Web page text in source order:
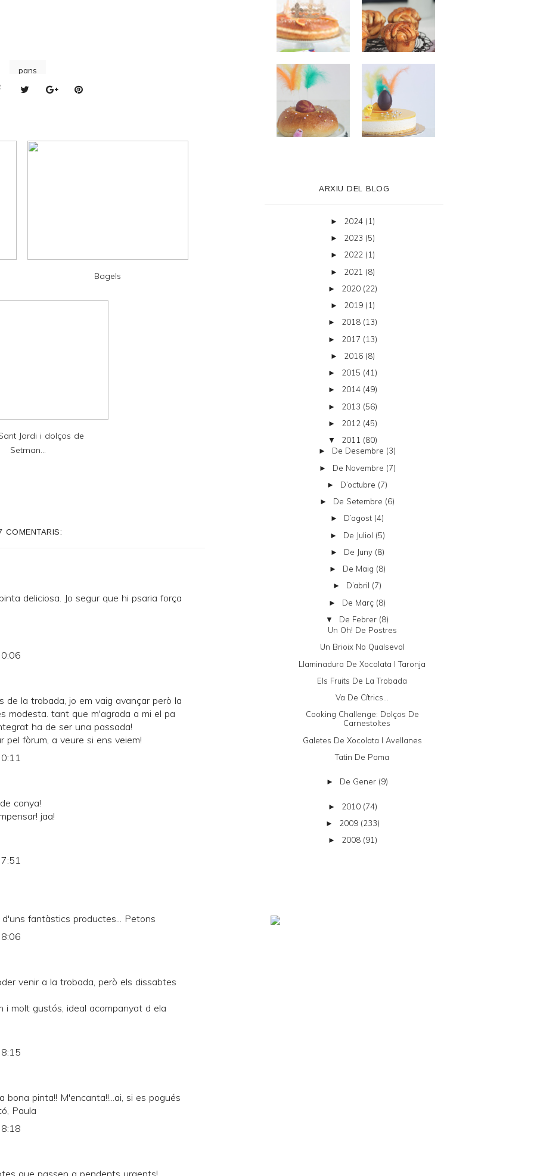
pans
Bagels
Jordi i dolços de
Setman...
COMENTARIS:
deliciosa. Jo segur que hi psaria força
de la trobada, jo em vaig avançar però la
modesta. tant que m'agrada a mi el pa
ha de ser una passada!
pel fòrum, a veure si ens veiem!
conya!
jaa!
fantàstics productes... Petons
venir a la trobada, però els dissabtes
i molt gustós, ideal acompanyat d ela
bona pinta!! M'encanta!!...ai, si es pogués
Paula
que passen a pendents urgents!
ARXIU DEL BLOG
► 2024 (1)
► 2023 (5)
► 2022 (1)
► 2021 (8)
► 2020 (22)
► 2019 (1)
► 2018 (13)
► 2017 (13)
► 2016 (8)
► 2015 (41)
► 2014 (49)
► 2013 (56)
► 2012 (45)
▼ 2011 (80)
► De Desembre (3)
► De Novembre (7)
► D’octubre (7)
► De Setembre (6)
► D’agost (4)
► De Juliol (5)
► De Juny (8)
► De Maig (8)
► D’abril (7)
► De Març (8)
▼ De Febrer (8)
Un Oh! De Postres
Un Brioix No Qualsevol
Llaminadura De Xocolata I Taronja
Els Fruits De La Trobada
Va De Cítrics...
Cooking Challenge: Dolços De
Carnestoltes
Galetes De Xocolata I Avellanes
Tatin De Poma
► De Gener (9)
► 2010 (74)
► 2009 (233)
► 2008 (91)